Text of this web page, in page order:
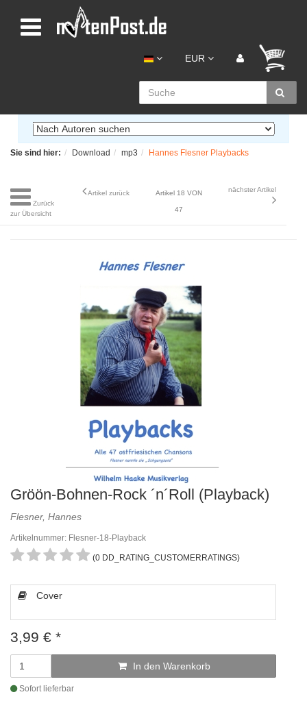
EUR
Sie sind hier: Download mp3 Hannes Flesner Playbacks
Zurück
zur Übersicht
Artikel zurück Artikel 18 VON
47
nächster Artikel
Gröön-Bohnen-Rock ´n´Roll (Playback)
Flesner, Hannes
Artikelnummer: Flesner-18-Playback
(0 DD_RATING_CUSTOMERRATINGS)
Cover
3,99 € *
In den Warenkorb
Sofort lieferbar